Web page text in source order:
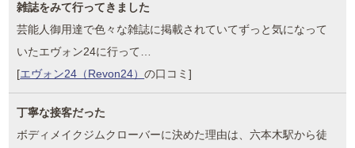
雑誌をみて行ってきました
芸能人御用達で色々な雑誌に掲載されていてずっと気になって
いたエヴォン24に行って…
[エヴォン24（Revon24）の口コミ]
丁寧な接客だった
ボディメイクジムクローバーに決めた理由は、六本木駅から徒